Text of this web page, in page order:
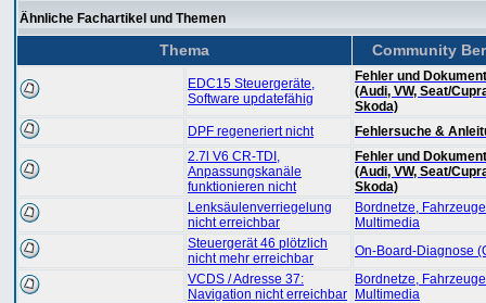
Ähnliche Fachartikel und Themen
Thema Community
EDC15 Steuergeräte,
Software updatefähig
Fehler und
(Audi, VW, Seat/
Skoda)
DPF regeneriert nicht
Fehlersuche &
2.7l V6 CR-TDI,
Anpassungskanäle
funktionieren nicht
Fehler und
(Audi, VW, Seat/
Skoda)
Lenksäulenverriegelung
nicht erreichbar
Bordnetze,
Multimedia
Steuergerät 46 plötzlich
nicht mehr erreichbar
On-Board-Diagnose
VCDS / Adresse 37:
Navigation nicht erreichbar
Bordnetze,
Multimedia